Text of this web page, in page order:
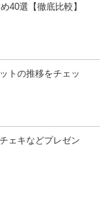
40選【徹底比較】
トの推移をチェッ
ェキなどプレゼン